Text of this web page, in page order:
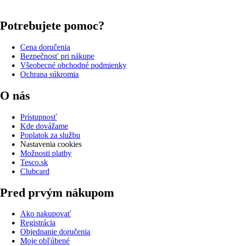
Potrebujete pomoc?
Cena doručenia
Bezpečnosť pri nákupe
Všeobecné obchodné podmienky
Ochrana súkromia
O nás
Prístupnosť
Kde dovážame
Poplatok za službu
Nastavenia cookies
Možnosti platby
Tesco.sk
Clubcard
Pred prvým nákupom
Ako nakupovať
Registrácia
Objednanie doručenia
Moje obľúbené